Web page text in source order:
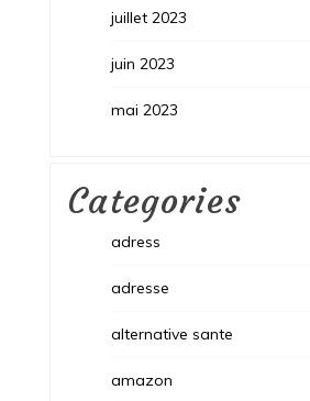
juillet 2023
juin 2023
mai 2023
Categories
adress
adresse
alternative sante
amazon